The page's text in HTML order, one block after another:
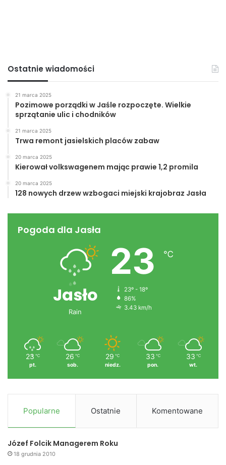
Ostatnie wiadomości
21 marca 2025
Pozimowe porządki w Jaśle rozpoczęte. Wielkie
sprzątanie ulic i chodników
21 marca 2025
Trwa remont jasielskich placów zabaw
20 marca 2025
Kierował volkswagenem mając prawie 1,2 promila
20 marca 2025
128 nowych drzew wzbogaci miejski krajobraz Jasła
Pogoda dla Jasła
Jasło
Rain
23 ℃
23º - 18º
86%
3.43 km/h
23 ℃
pt.
26 ℃
sob.
29 ℃
niedz.
33 ℃
pon.
33 ℃
wt.
Popularne Ostatnie Komentowane
Józef Folcik Managerem Roku
18 grudnia 2010